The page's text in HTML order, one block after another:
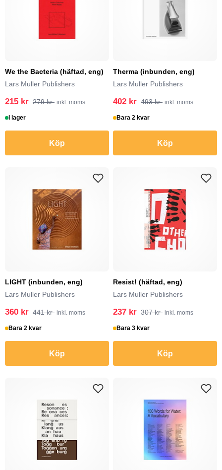
We the Bacteria (häftad, eng)
Lars Muller Publishers
215 kr 279 kr inkl. moms
I lager
Köp
Therma (inbunden, eng)
Lars Muller Publishers
402 kr 493 kr inkl. moms
Bara 2 kvar
Köp
LIGHT (inbunden, eng)
Lars Muller Publishers
360 kr 441 kr inkl. moms
Bara 2 kvar
Köp
Resist! (häftad, eng)
Lars Muller Publishers
237 kr 307 kr inkl. moms
Bara 3 kvar
Köp